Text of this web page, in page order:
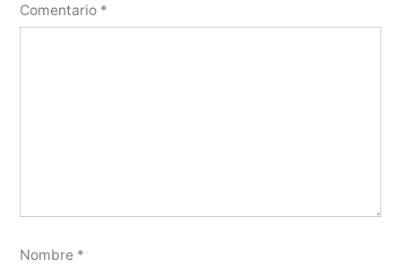
Comentario *
Nombre *